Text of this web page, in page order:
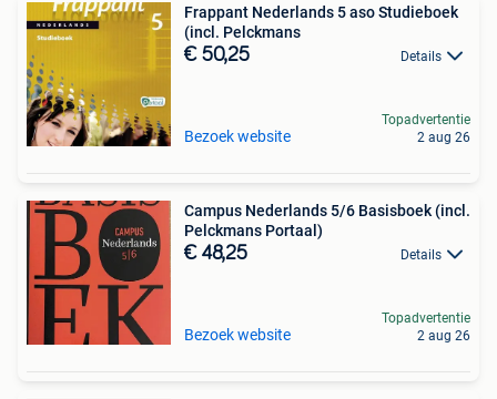
Frappant Nederlands 5 aso Studieboek
(incl. Pelckmans
€ 50,25 Details
Bezoek website
Topadvertentie
2 aug 26
Campus Nederlands 5/6 Basisboek (incl.
Pelckmans Portaal)
€ 48,25 Details
Bezoek website
Topadvertentie
2 aug 26